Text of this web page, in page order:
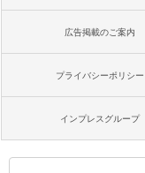
広告掲載のご案内
プライバシーポリシー
インプレスグループ